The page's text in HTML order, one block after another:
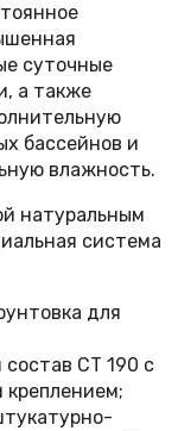
суточные
а также
бассейнов и
влажность.
натуральным
система
для
состав СТ 190 с